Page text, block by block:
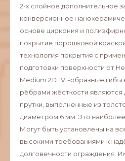
2-х слойное дополнительное
конверсионное
основе циркония и
покрытие порошковой
технология покрытия с
подготовки поверхности от
Medium 2D "V"-образные гибы
рёбрами жёсткости
прутки, выполненные из
диаметром 6 мм. Это
Могут быть установлены на
высокими требованиями к
долговечности ограждения.